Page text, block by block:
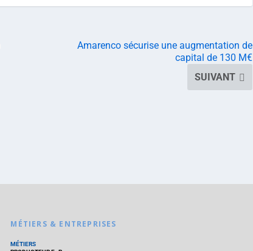
Amarenco sécurise une augmentation de
capital de 130 M€
SUIVANT
MÉTIERS & ENTREPRISES
MÉTIERS